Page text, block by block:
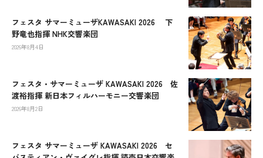
フェスタ サマーミューザKAWASAKI 2026 下
野竜也指揮 NHK交響楽団
2026年8月4日
フェスタ・サマーミューザ KAWASAKI 2026 佐
渡裕指揮 新日本フィルハーモニー交響楽団
2026年8月2日
フェスタ サマーミューザ KAWASAKI 2026 セ